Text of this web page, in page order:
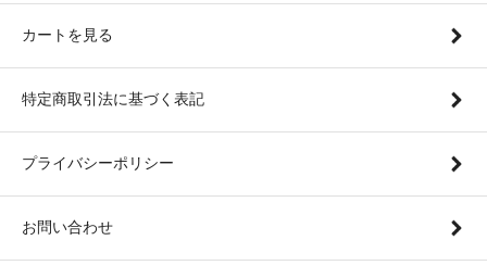
カートを見る
特定商取引法に基づく表記
プライバシーポリシー
お問い合わせ